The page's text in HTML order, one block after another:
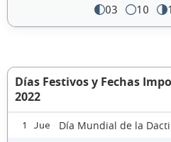
03 10
Días Festivos y Fechas
2022
1 Jue Día Mundial de la